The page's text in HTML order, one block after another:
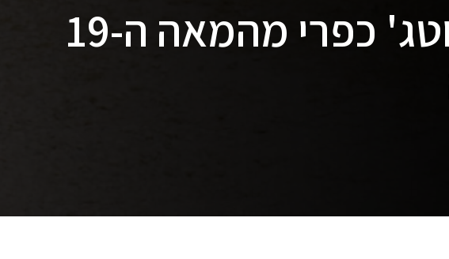
שימור קוטג' כפרי מהמאה ה-19